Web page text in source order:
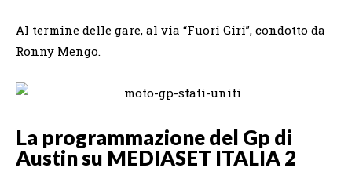
Al termine delle gare, al via “Fuori Giri”, condotto da
Ronny Mengo.
La programmazione del Gp di
Austin su MEDIASET ITALIA 2